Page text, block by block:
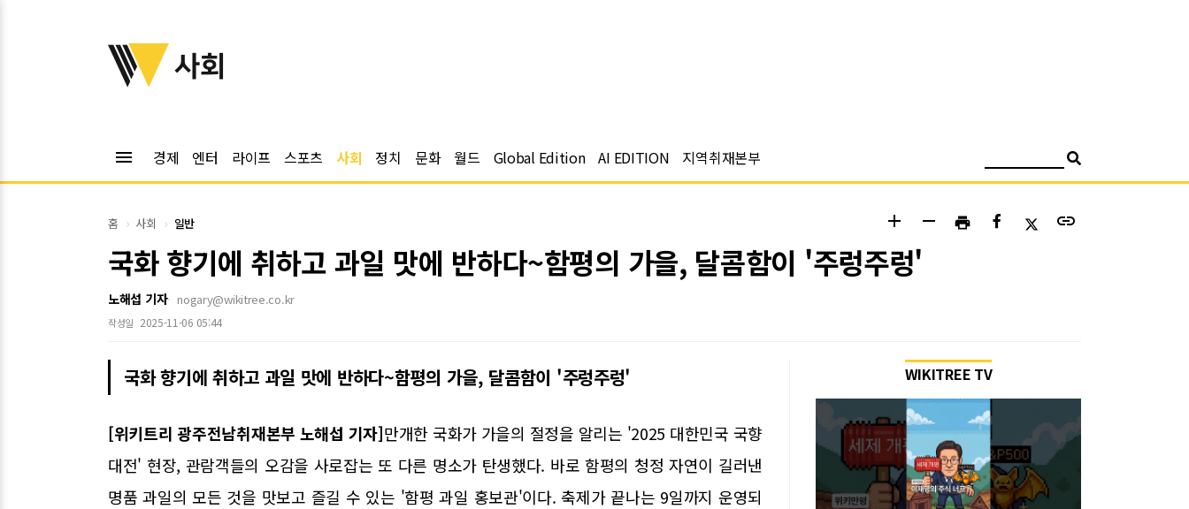
위키트리
사회
menu 경제 엔터 라이프 스포츠 사회 정치 문화 월드 Global Edition AI EDITION 지역취재본부
홈 사회 일반 add remove print link
국화 향기에 취하고 과일 맛에 반하다~함평의 가을, 달콤함이 '주렁주렁'
노해섭 기자 nogary@wikitree.co.kr
작성일 2025-11-06 05:44
국화 향기에 취하고 과일 맛에 반하다~함평의 가을, 달콤함이 '주렁주렁'
[위키트리 광주전남취재본부 노해섭 기자]만개한 국화가 가을의 절정을 알리는 '2025 대한민국 국향
대전' 현장, 관람객들의 오감을 사로잡는 또 다른 명소가 탄생했다. 바로 함평의 청정 자연이 길러낸
명품 과일의 모든 것을 맛보고 즐길 수 있는 '함평 과일 홍보관'이다. 축제가 끝나는 9일까지 운영되
WIKITREE TV